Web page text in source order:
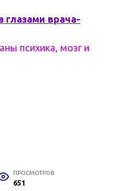
глазами врача-
психика, мозг и
ПРОСМОТРОВ
651